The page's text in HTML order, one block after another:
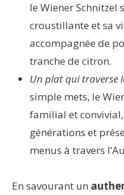
le Wiener Schnitzel
croustillante et sa
accompagnée de
tranche de citron.
Un plat qui traverse
simple mets, le
familial et
générations et
menus à travers
En savourant un